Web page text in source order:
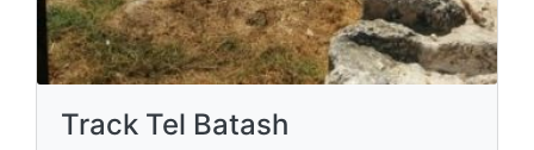
Track Tel Batash